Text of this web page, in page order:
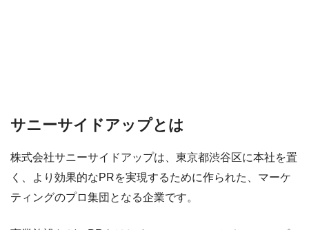
サニーサイドアップとは
株式会社サニーサイドアップは、東京都渋谷区に本社を置
く、より効果的なPRを実現するために作られた、マーケ
ティングのプロ集団となる企業です。